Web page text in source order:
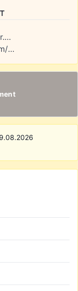
mono.estate.development@ukr.net
mono-estate-development.com/project/heroiv-crut